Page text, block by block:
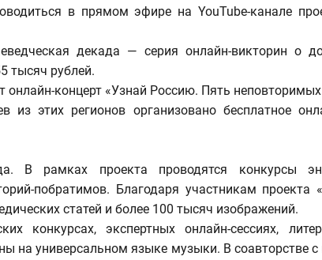
в прямом эфире на YouTube-канале
декада — серия онлайн-викторин о
тысяч рублей.
концерт «Узнай Россию. Пять неповторимых
этих регионов организовано бесплатное
В рамках проекта проводятся конкурсы
побратимов. Благодаря участникам
статей и более 100 тысяч изображений.
конкурсах, экспертных онлайн-сессиях,
на универсальном языке музыки. В